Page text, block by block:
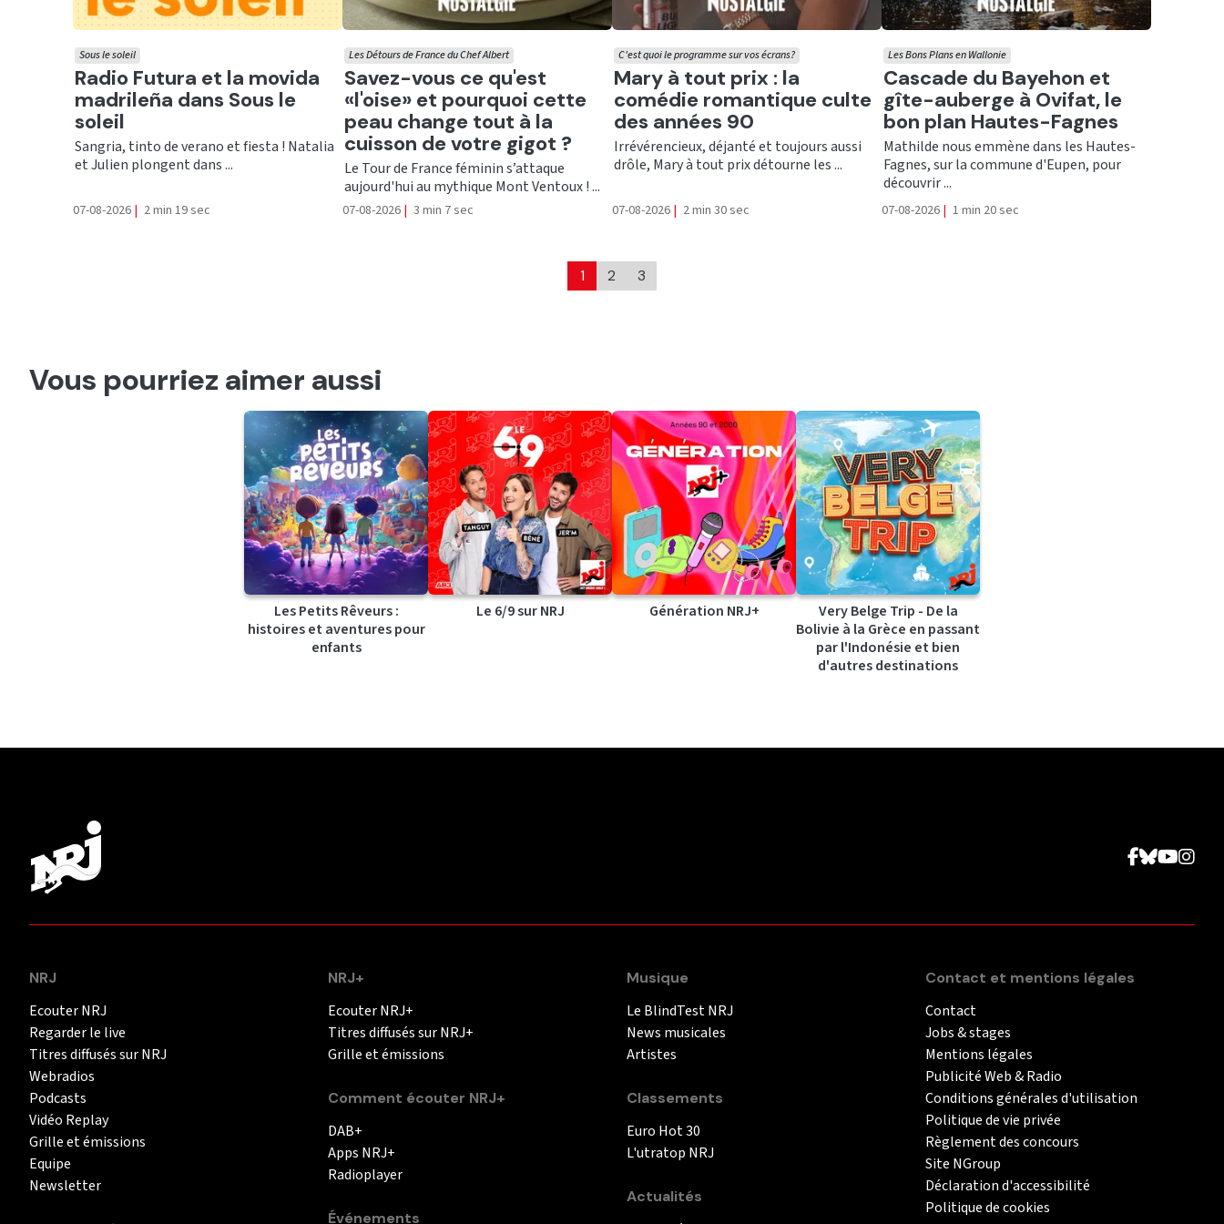
Ecouter
Radio Futura et la movida
madrileña dans Sous le
soleil
Sous le soleil
Sangria, tinto de verano et fiesta ! Natalia
et Julien plongent dans ...
07-08-2026 | 2 min 19 sec
Ecouter
Savez-vous ce qu'est
«l'oise» et pourquoi cette
peau change tout à la
cuisson de votre gigot ?
Les Détours de France du Chef Albert
Le Tour de France féminin s’attaque
aujourd'hui au mythique Mont Ventoux ! ...
07-08-2026 | 3 min 7 sec
Ecouter
Mary à tout prix : la
comédie romantique culte
des années 90
C'est quoi le programme sur vos écrans?
Irrévérencieux, déjanté et toujours aussi
drôle, Mary à tout prix détourne les ...
07-08-2026 | 2 min 30 sec
Ecouter
Cascade du Bayehon et
gîte-auberge à Ovifat, le
bon plan Hautes-Fagnes
Les Bons Plans en Wallonie
Mathilde nous emmène dans les Hautes-
Fagnes, sur la commune d'Eupen, pour
découvrir ...
07-08-2026 | 1 min 20 sec
1 2 3
Vous pourriez aimer aussi
Les Petits Rêveurs :
histoires et aventures pour
enfants
Le 6/9 sur NRJ Génération NRJ+
Very Belge Trip - De la
Bolivie à la Grèce en passant
par l'Indonésie et bien
d'autres destinations
NRJ
Ecouter NRJ
Regarder le live
Titres diffusés sur NRJ
Webradios
Podcasts
Vidéo Replay
Grille et émissions
Equipe
Newsletter
NRJ+
Ecouter NRJ+
Titres diffusés sur NRJ+
Grille et émissions
Comment écouter NRJ+
DAB+
Apps NRJ+
Radioplayer
Événements
Musique
Le BlindTest NRJ
News musicales
Artistes
Classements
Euro Hot 30
L'utratop NRJ
Actualités
Contact et mentions légales
Contact
Jobs & stages
Mentions légales
Publicité Web & Radio
Conditions générales d'utilisation
Politique de vie privée
Règlement des concours
Site NGroup
Déclaration d'accessibilité
Politique de cookies